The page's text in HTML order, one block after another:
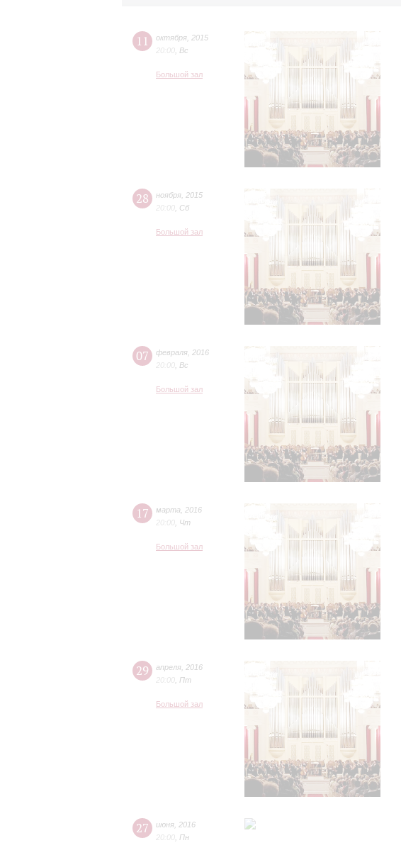
11 октября 2015
20:00 Вс
Большой зал
28 ноября 2015
20:00 Сб
Большой зал
07 февраля 2016
20:00 Вс
Большой зал
17 марта
2016
20:00 Чт
Большой зал
29 апреля 2016
20:00 Пт
Большой зал
27 июня 2016
20:00 Пн